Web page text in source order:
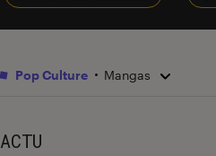
Pop Culture Mangas
ACTU